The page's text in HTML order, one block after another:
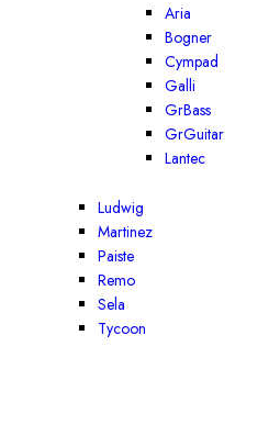
Aria
Bogner
Cympad
Galli
GrBass
GrGuitar
Lantec
Ludwig
Martinez
Paiste
Remo
Sela
Tycoon